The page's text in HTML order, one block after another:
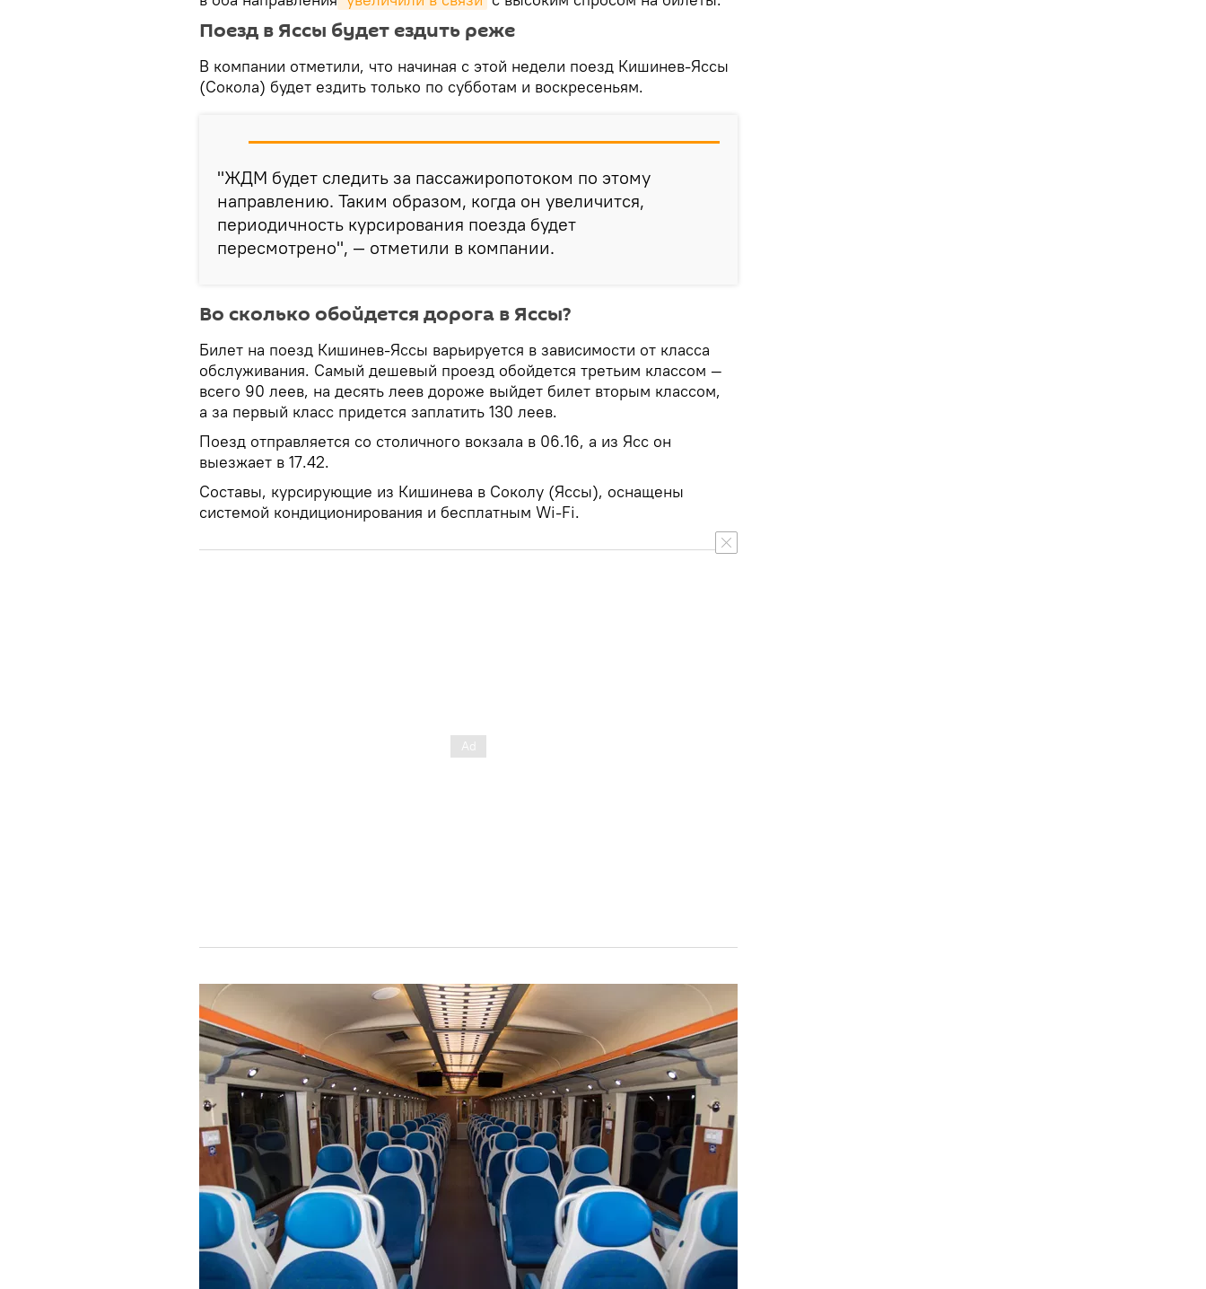
Поезд в Яссы будет ездить реже
В компании отметили, что начиная с этой недели поезд Кишинев-Яссы
(Сокола) будет ездить только по субботам и воскресеньям.
"ЖДМ будет следить за пассажиропотоком по этому
направлению. Таким образом, когда он увеличится,
периодичность курсирования поезда будет
пересмотрено", — отметили в компании.
Во сколько обойдется дорога в Яссы?
Билет на поезд Кишинев-Яссы варьируется в зависимости от класса
обслуживания. Самый дешевый проезд обойдется третьим классом —
всего 90 леев, на десять леев дороже выйдет билет вторым классом,
а за первый класс придется заплатить 130 леев.
Поезд отправляется со столичного вокзала в 06.16, а из Ясс он
выезжает в 17.42.
Составы, курсирующие из Кишинева в Соколу (Яссы), оснащены
системой кондиционирования и бесплатным Wi-Fi.